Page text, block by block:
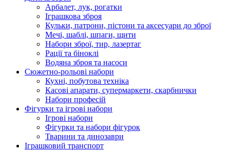
Арбалет, лук, рогатки
Іграшкова зброя
Кульки, патрони, пістони та аксесуари до зброї
Мечі, шаблі, шпаги, щити
Набори зброї, тир, лазертаг
Рації та біноклі
Водяна зброя та насоси
Сюжетно-рольові набори
Кухні, побутова техніка
Касові апарати, супермаркети, скарбнички
Набори професій
Фігурки та ігрові набори
Ігрові набори
Фігурки та набори фігурок
Тварини та динозаври
Іграшковий транспорт